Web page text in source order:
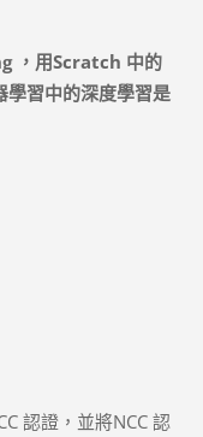
，用Scratch 中的
學習中的深度學習是
認證，並將NCC 認